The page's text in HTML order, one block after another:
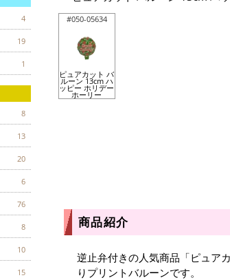
4
19
1
8
13
20
6
76
8
10
15
#050-05634
ピュアカット バ
ルーン 13cm ハ
ッピー ホリデー
ホーリー
商品紹介
逆止弁付きの人気商品「ピュア
りプリントバルーンです。